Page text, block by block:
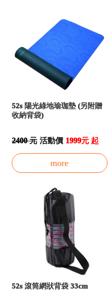
52s 陽光綠地瑜珈墊 (另附贈
收納背袋)
2400 元 活動價 1999元 起
more
52s 滾筒網狀背袋 33cm